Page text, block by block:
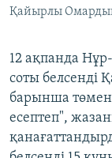
Қайырлы
12 ақпанда
соты белсенді
барынша төмен
есептеп",